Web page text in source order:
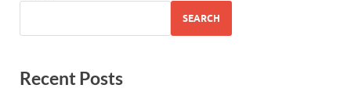
SEARCH
Recent Posts